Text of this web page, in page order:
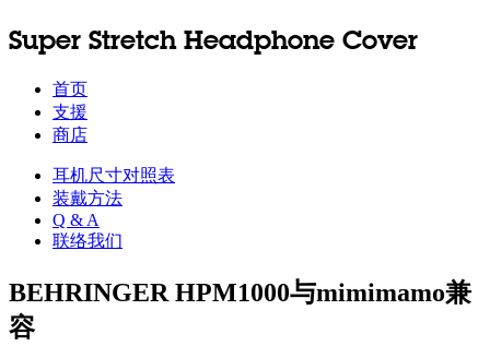
Super Stretch Headphone Cover
首页
支援
商店
耳机尺寸对照表
装戴方法
Q & A
联络我们
BEHRINGER HPM1000与mimimamo兼
容